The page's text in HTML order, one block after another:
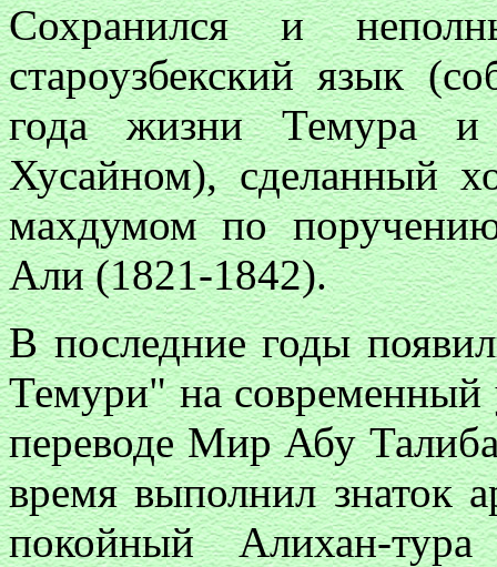
Сохранился и
староузбекский язык
года жизни Темура
Хусайном), сделанный
махдумом по
Али (1821-1842).
В последние годы
Темури" на современный
переводе Мир Абу
время выполнил знаток
покойный Алихан-